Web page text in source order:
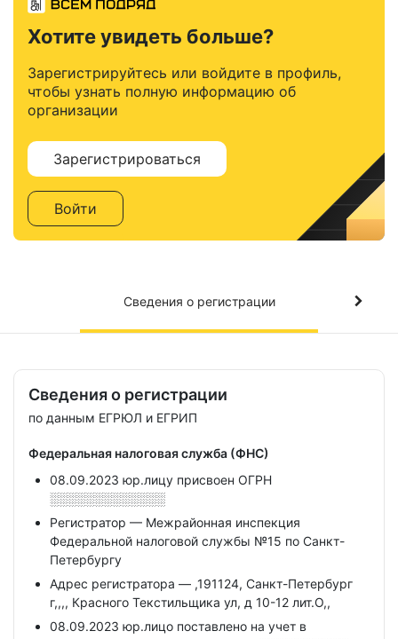
Хотите увидеть больше?
Зарегистрируйтесь или войдите в профиль,
чтобы узнать полную информацию об
организации
Зарегистрироваться
Войти
Сведения о регистрации
Сведения о регистрации
по данным ЕГРЮЛ и ЕГРИП
Федеральная налоговая служба (ФНС)
08.09.2023 юр.лицу присвоен ОГРН
░░░░░░░░░░░░░
Регистратор — Межрайонная инспекция
Федеральной налоговой службы №15 по Санкт-
Петербургу
Адрес регистратора — ,191124, Санкт-Петербург
г,,,, Красного Текстильщика ул, д 10-12 лит.О,,
08.09.2023 юр.лицо поставлено на учет в